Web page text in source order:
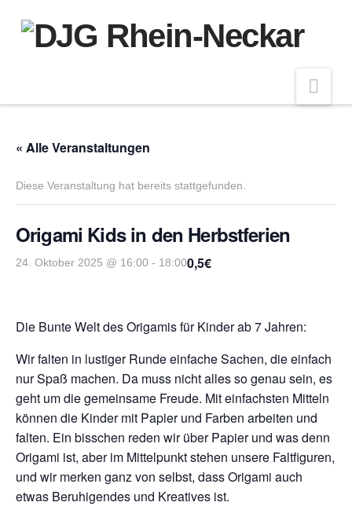
« Alle Veranstaltungen
Diese Veranstaltung hat bereits stattgefunden.
Origami Kids in den Herbstferien
24. Oktober 2025 @ 16:00 - 18:000,5€
Die Bunte Welt des Origamis für Kinder ab 7 Jahren:
Wir falten in lustiger Runde einfache Sachen, die einfach
nur Spaß machen. Da muss nicht alles so genau sein, es
geht um die gemeinsame Freude. Mit einfachsten Mitteln
können die Kinder mit Papier und Farben arbeiten und
falten. Ein bisschen reden wir über Papier und was denn
Origami ist, aber im Mittelpunkt stehen unsere Faltfiguren,
und wir merken ganz von selbst, dass Origami auch
etwas Beruhigendes und Kreatives ist.